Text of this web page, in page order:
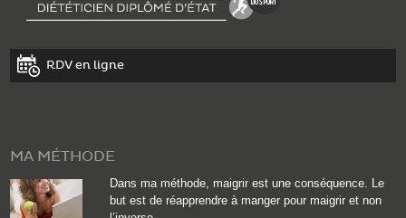
RDV en ligne
MA MÉTHODE
Dans ma méthode, maigrir est une conséquence. Le
but est de réapprendre à manger pour maigrir et non